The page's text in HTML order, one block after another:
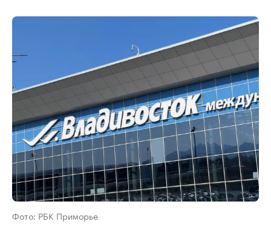
Фото: РБК Приморье